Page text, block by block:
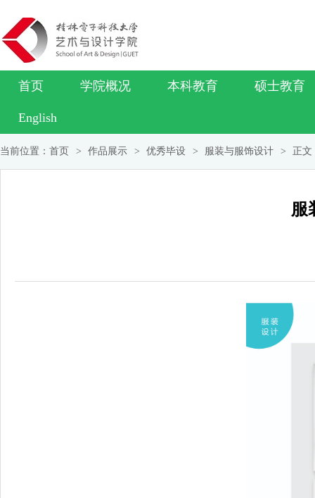
首页 学院概况 本科教育 硕士教育
English
当前位置： 首页 > 作品展示 > 优秀毕设 > 服装与服饰设计 > 正文
服